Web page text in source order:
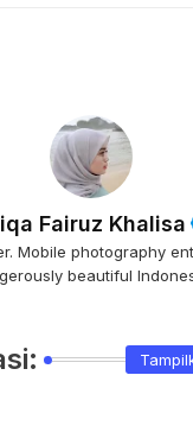
Fairuz Khalisa
Mobile photography
beautiful